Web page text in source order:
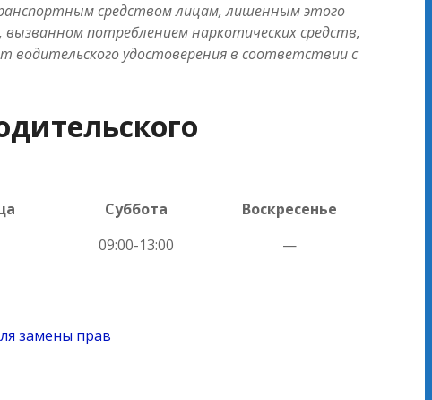
средством лицам, лишенным этого
потреблением наркотических средств,
водительского удостоверения в соответствии с
Суббота
Воскресенье
09:00-13:00 —
замены прав